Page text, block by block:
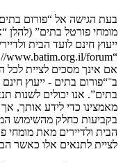
בעת הגישה אל “פורום בתים
מומחי פורטל בתים” (להלן
ייעוץ חינם לועד הבית
אם אינך מסכים לציית
ב־“פורום בתים - ייעוץ
בתים”. אנו יכולים לשנות
מאמצינו כדי לידע אותך, אך
בקביעות כחלק מהשימוש
הבית ולדיירים מאת מומחי
לציית לתנאים אלו כאשר